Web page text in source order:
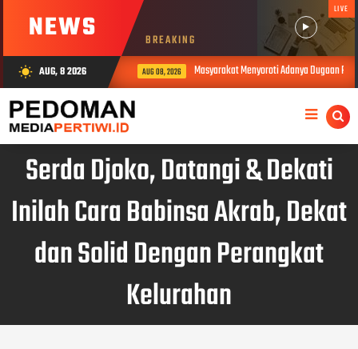
NEWS BREAKING
LIVE
wb_sunny AUG, 8 2026 AUG 08, 2026 Masyarakat Menyoroti Adanya Dugaan
Serda Djoko, Datangi & Dekati
Inilah Cara Babinsa Akrab, Dekat
dan Solid Dengan Perangkat
Kelurahan